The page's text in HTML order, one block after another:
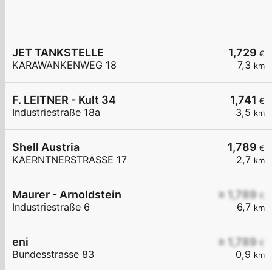
1,729 €
7,3 km
JET TANKSTELLE
KARAWANKENWEG 18
1,741 €
3,5 km
F. LEITNER - Kult 34
Industriestraße 18a
1,789 €
2,7 km
Shell Austria
KAERNTNERSTRASSE 17
≥ 1,789 €
6,7 km
Maurer - Arnoldstein
Industriestraße 6
≥ 1,789 €
0,9 km
eni
Bundesstrasse 83